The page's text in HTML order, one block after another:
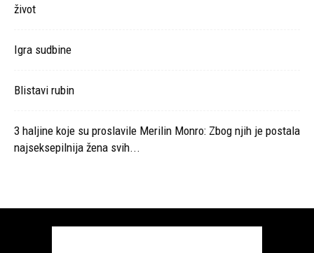
život
Igra sudbine
Blistavi rubin
3 haljine koje su proslavile Merilin Monro: Zbog njih je postala
najseksepilnija žena svih...